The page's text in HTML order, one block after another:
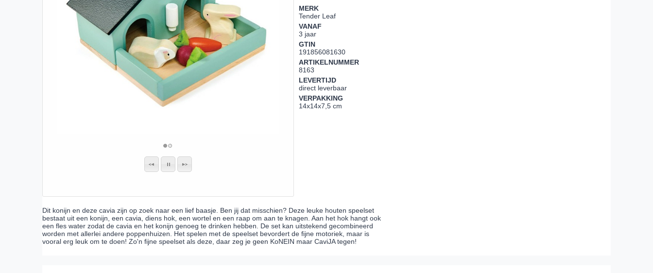
MERK
Tender Leaf
VANAF
3 jaar
GTIN
191856081630
ARTIKELNUMMER
8163
LEVERTIJD
direct leverbaar
VERPAKKING
14x14x7,5 cm
Dit konijn en deze cavia zijn op zoek naar een lief baasje. Ben jij dat misschien? Deze leuke houten speelset
bestaat uit een konijn, een cavia, diens hok, een wortel en een raap om aan te knagen. Aan het hok hangt ook
een fles water zodat de cavia en het konijn genoeg te drinken hebben. De set kan uitstekend gecombineerd
worden met allerlei andere poppenhuizen. Het spelen met de speelset bevordert de fijne motoriek, maar is
vooral erg leuk om te doen! Zo'n fijne speelset als deze, daar zeg je geen KoNEIN maar CaviJA tegen!